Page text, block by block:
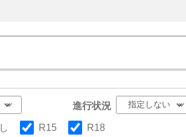
進行状況
R15 R18